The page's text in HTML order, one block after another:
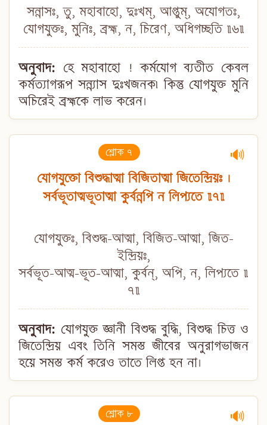
সন্নাসঃ, তু, মহাবাহো, দুঃখম্, আপ্তুম্, অযোগতঃ,
যোগযুক্তঃ, মুনিঃ, ব্রহ্ম, ন, চিরেণ, অধিগচ্ছতি ॥৬॥
অনুবাদ: হে মহাবাহো ! কর্মযোগ ব্যতীত কেবল
কর্মত্যাগরূপ সন্ন্যাস দুঃখজনক৷ কিন্তু যোগযুক্ত মুনি
অচিরেই ব্রহ্মকে লাভ করেন।
শ্লোক ৭ 🔊
যোগযুক্তো বিশুদ্ধাত্মা বিজিতাত্মা জিতেন্দ্রিয়ঃ ।
সর্বভূতাত্মভূতাত্মা কুর্বন্নপি ন লিপ্যতে ॥৭॥
যোগযুক্তঃ, বিশুদ্ধ-আত্মা, বিজিত-আত্মা, জিত-
ইন্দ্রিয়ঃ,
সর্বভূত-আত্ম-ভূত-আত্মা, কুর্বন্, অপি, ন, লিপ্যতে ॥
৭॥
অনুবাদ: যোগযুক্ত জ্ঞানী বিশুদ্ধ বুদ্ধি, বিশুদ্ধ চিত্ত ও
জিতেন্দ্রিয় এবং তিনি সমস্ত জীবের অনুরাগভাজন
হয়ে সমস্ত কর্ম করেও তাতে লিপ্ত হন না।
শ্লোক ৮ 🔊